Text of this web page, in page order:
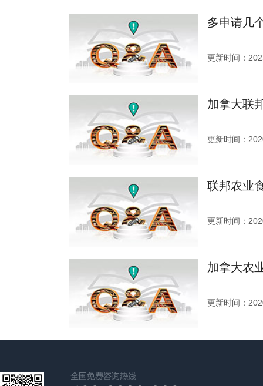
多申请几
更新时间：
加拿大联
更新时间：
联邦农业
更新时间：
加拿大农
更新时间：